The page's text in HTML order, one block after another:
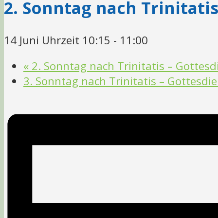
2. Sonntag nach
14 Juni Uhrzeit 10:15 - 11:00
« 2. Sonntag nach Trinitatis –
3. Sonntag nach Trinitatis –